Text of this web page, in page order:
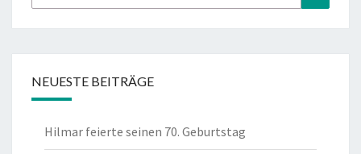
nach:
NEUESTE BEITRÄGE
Hilmar feierte seinen 70. Geburtstag